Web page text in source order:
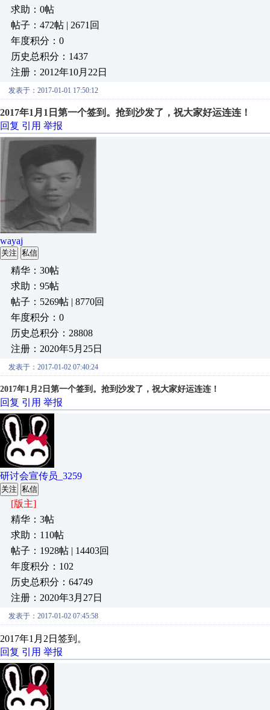
求助：0帖
帖子：472帖 | 2671回
年度积分：0
历史总积分：1437
注册：2012年10月22日
发表于：2017-01-01 17:50:12
2017年1月1日第一个签到。抢到沙发了，祝大家好运连连！
回复 引用 举报
wayaj
关注 私信
精华：30帖
求助：95帖
帖子：5269帖 | 8770回
年度积分：0
历史总积分：28808
注册：2020年5月25日
发表于：2017-01-02 07:40:24
2017年1月2日第一个签到。抢到沙发了，祝大家好运连连！
回复 引用 举报
研讨会宣传员_3259
关注 私信
[版主]
精华：3帖
求助：110帖
帖子：1928帖 | 14403回
年度积分：102
历史总积分：64749
注册：2020年3月27日
发表于：2017-01-02 07:45:58
2017年1月2日签到。
回复 引用 举报